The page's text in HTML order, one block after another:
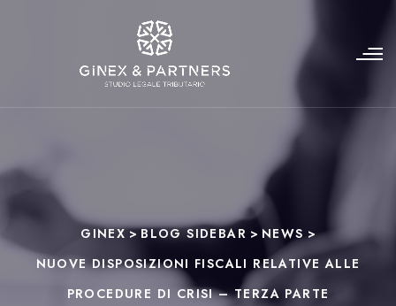
GINEX>BLOG SIDEBAR > NEWS >
NUOVE DISPOSIZIONI FISCALI RELATIVE ALLE
PROCEDURE DI CRISI – TERZA PARTE